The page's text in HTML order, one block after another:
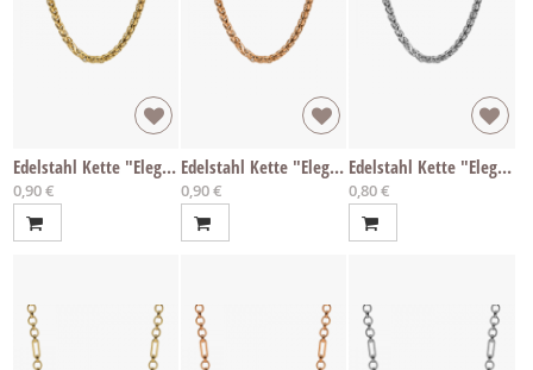
Edelstahl Kette "Elegance gold" per cm
0,90 €
Edelstahl Kette "Elegance rosé" per cm
0,90 €
Edelstahl Kette "Elegance" per cm
0,80 €